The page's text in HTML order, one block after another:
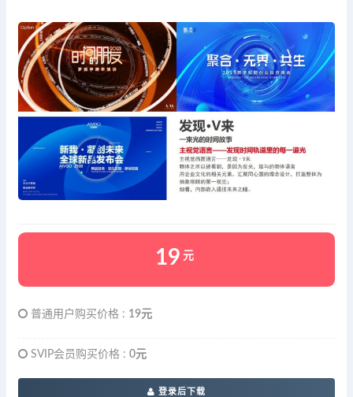
19 元
普通用户购买价格 : 19元
SVIP会员购买价格 : 0元
登录后下载